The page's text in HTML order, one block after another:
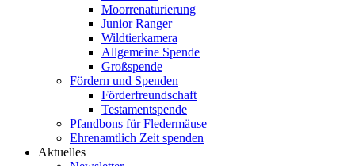
Moorrenaturierung
Junior Ranger
Wildtierkamera
Allgemeine Spende
Großspende
Fördern und Spenden
Förderfreundschaft
Testamentspende
Pfandbons für Fledermäuse
Ehrenamtlich Zeit spenden
Aktuelles